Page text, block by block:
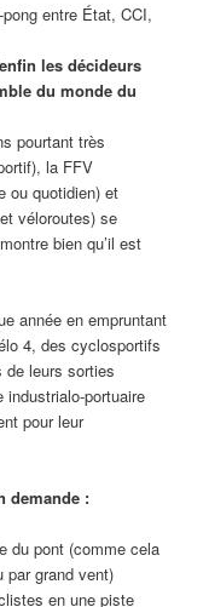
entre État, CCI,
les décideurs
du monde du
pourtant très
la FFV
ou quotidien) et
véloroutes) se
bien qu’il est
année en empruntant
4, des cyclosportifs
de leurs sorties
industrialo-portuaire
pour leur
demande :
du pont (comme cela
par grand vent)
en une piste